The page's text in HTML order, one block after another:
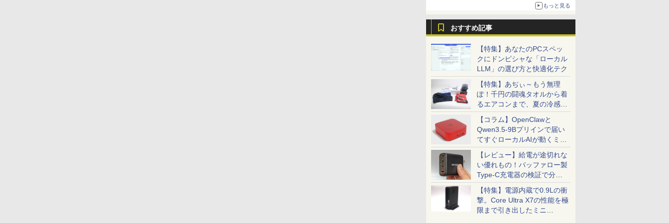
もっと見る
おすすめ記事
【特集】あなたのPCスペッ
クにドンピシャな「ローカル
LLM」の選び方と快適化テク
【特集】あぢぃ～もう無理
ぽ！千円の闘魂タオルから着
るエアコンまで、夏の冷感グ
ッズ一挙紹介
【コラム】OpenClawと
Qwen3.5-9Bプリインで届い
てすぐローカルAIが動くミニ
PC「SER9 Pro」
【レビュー】給電が途切れな
い優れもの！バッファロー製
Type-C充電器の検証で分か
ったこと
【特集】電源内蔵で0.9Lの衝
撃。Core Ultra X7の性能を極
限まで引き出したミニ